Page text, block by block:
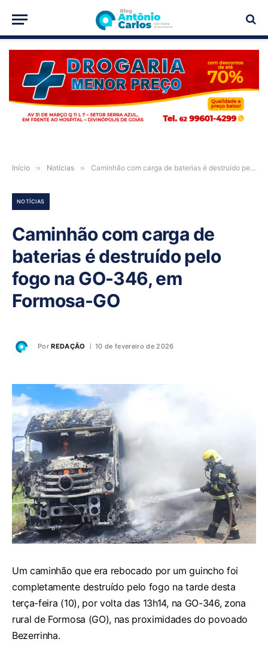
PUBLICIDADE
Início » Notícias » Caminhão com carga de baterias é destruído pelo fogo na GO-346, em Formosa-GO
NOTÍCIAS
Caminhão com carga de
baterias é destruído pelo
fogo na GO-346, em
Formosa-GO
Por REDAÇÃO 10 de fevereiro de 2026
Um caminhão que era rebocado por um guincho foi
completamente destruído pelo fogo na tarde desta
terça-feira (10), por volta das 13h14, na GO-346, zona
rural de Formosa (GO), nas proximidades do povoado
Bezerrinha.